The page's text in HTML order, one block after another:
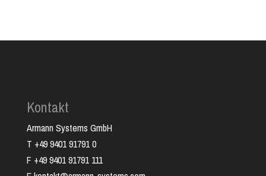
Kontakt
Armann Systems GmbH
T +49 9401 91791 0
F +49 9401 91791 111